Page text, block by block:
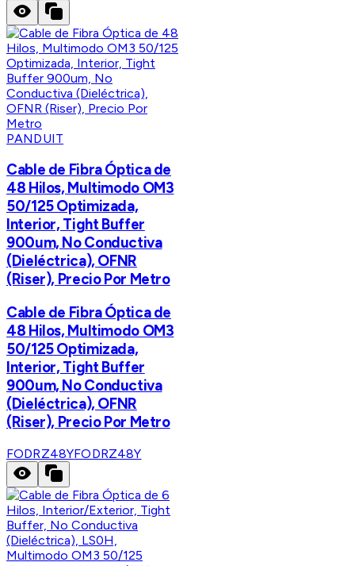
PANDUIT
Cable de Fibra Óptica de
48 Hilos, Multimodo OM3
50/125 Optimizada,
Interior, Tight Buffer
900um, No Conductiva
(Dieléctrica), OFNR
(Riser), Precio Por Metro
Cable de Fibra Óptica de
48 Hilos, Multimodo OM3
50/125 Optimizada,
Interior, Tight Buffer
900um, No Conductiva
(Dieléctrica), OFNR
(Riser), Precio Por Metro
FODRZ48YFODRZ48Y